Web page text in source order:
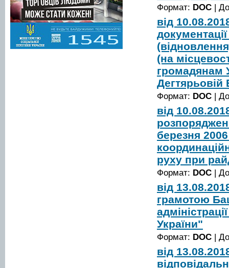
Формат: DOC |
від
(на
громадянам
Дегтярьовій
Формат: DOC |
від
березня
руху при
Формат: DOC |
від
грамотою
України"
Формат: DOC |
від